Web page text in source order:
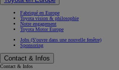
Fabriqué en Europe
Toyota vision & philosophie
Notre engagement
Toyota Motor Europe
Jobs (S'ouvre dans une nouvelle fenêtre)
Sponsoring
Contact & Infos
Contact & Infos